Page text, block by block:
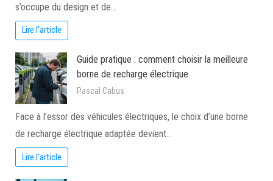
s’occupe du design et de…
Lire l'article
Guide pratique : comment choisir la meilleure
borne de recharge électrique
Pascal Cabus
Face à l’essor des véhicules électriques, le choix d’une borne
de recharge électrique adaptée devient…
Lire l'article